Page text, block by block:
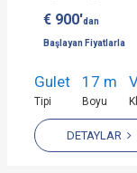
€ 900'dan
Başlayan Fiyatlarla
Gulet
Tipi
17 m
Boyu
DETAYLAR